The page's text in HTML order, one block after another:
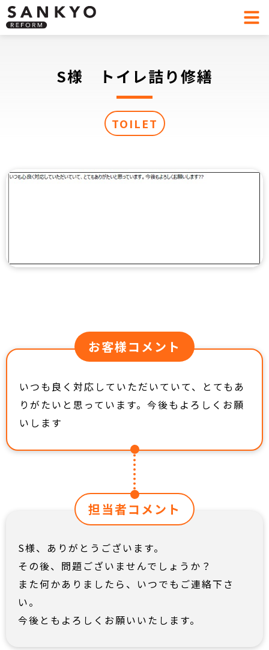
S様 トイレ詰り修繕
TOILET
お客様コメント
いつも良く対応していただいていて、とてもあ
りがたいと思っています。今後もよろしくお願
いします
担当者コメント
S様、ありがとうございます。
その後、問題ございませんでしょうか？
また何かありましたら、いつでもご連絡下さ
い。
今後ともよろしくお願いいたします。